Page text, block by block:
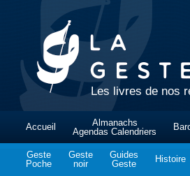
Les livres de nos
Accueil
Almanachs
Agendas Calendriers
Geste
Poche
Geste
noir
Guides
Geste
Histoire